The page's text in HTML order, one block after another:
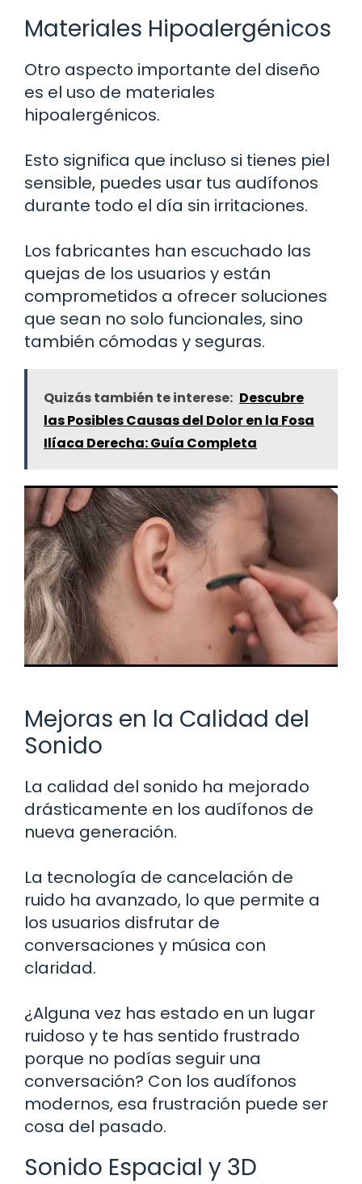
Materiales Hipoalergénicos
Otro aspecto importante del diseño
es el uso de materiales
hipoalergénicos.
Esto significa que incluso si tienes piel
sensible, puedes usar tus audífonos
durante todo el día sin irritaciones.
Los fabricantes han escuchado las
quejas de los usuarios y están
comprometidos a ofrecer soluciones
que sean no solo funcionales, sino
también cómodas y seguras.
Quizás también te interese: Descubre
las Posibles Causas del Dolor en la Fosa
Ilíaca Derecha: Guía Completa
Mejoras en la Calidad del
Sonido
La calidad del sonido ha mejorado
drásticamente en los audífonos de
nueva generación.
La tecnología de cancelación de
ruido ha avanzado, lo que permite a
los usuarios disfrutar de
conversaciones y música con
claridad.
¿Alguna vez has estado en un lugar
ruidoso y te has sentido frustrado
porque no podías seguir una
conversación? Con los audífonos
modernos, esa frustración puede ser
cosa del pasado.
Sonido Espacial y 3D